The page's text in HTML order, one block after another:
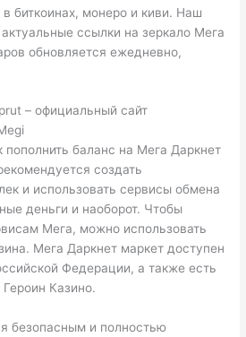
биткоинах, монеро и киви. Наш
ссылки на зеркало Мега
обновляется ежедневно,
– официальный сайт
пополнить баланс на Мега Даркнет
создать
и использовать сервисы обмена
деньги и наоборот. Чтобы
Мега, можно использовать
Мега Даркнет маркет доступен
Федерации, а также есть
Казино.
безопасным и полностью